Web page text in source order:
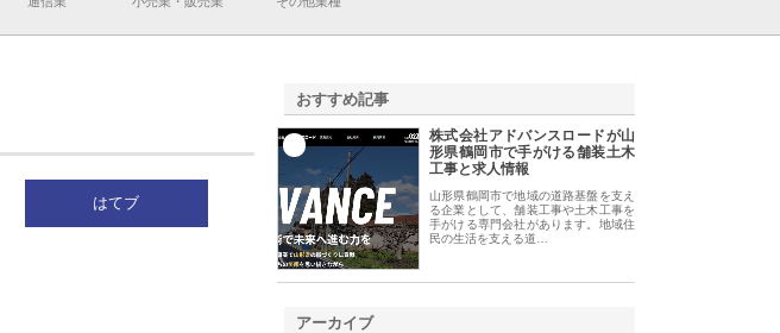
はてブ
おすすめ記事
株式会社アドバンスロードが山
形県鶴岡市で手がける舗装土木
工事と求人情報
山形県鶴岡市で地域の道路基盤を支え
る企業として、舗装工事や土木工事を
手がける専門会社があります。地域住
民の生活を支える道…
アーカイブ